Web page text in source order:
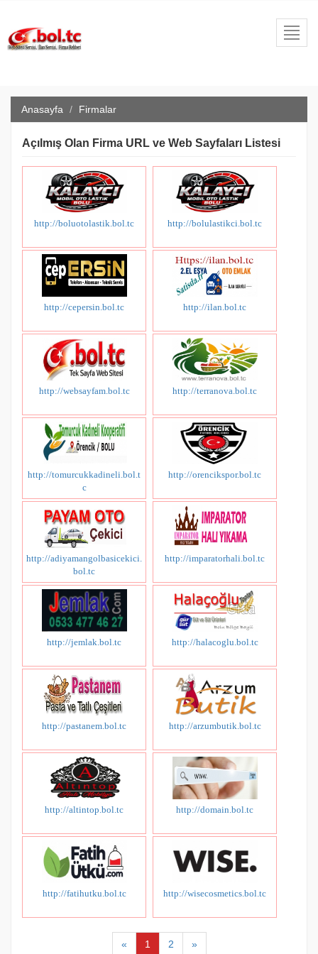
Anasayfa Firmalar
Açılmış Olan Firma URL ve Web Sayfaları Listesi
http://boluotolastik.bol.tc http://bolulastikci.bol.tc
http://cepersin.bol.tc http://ilan.bol.tc
http://websayfam.bol.tc http://terranova.bol.tc
http://tomurcukkadineli.bol.t
c
http://orencikspor.bol.tc
http://adiyamangolbasicekici.
bol.tc
http://imparatorhali.bol.tc
http://jemlak.bol.tc http://halacoglu.bol.tc
http://pastanem.bol.tc http://arzumbutik.bol.tc
http://altintop.bol.tc http://domain.bol.tc
http://fatihutku.bol.tc http://wisecosmetics.bol.tc
« 1 2 »